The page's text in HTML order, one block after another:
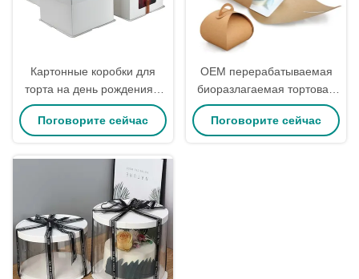
Картонные коробки для
торта на день рождения в
большом количестве
Поговорите сейчас
OEM перерабатываемая
биоразлагаемая тортовая
коробка Kraft Paper Bakery
Box для упаковки
Поговорите сейчас